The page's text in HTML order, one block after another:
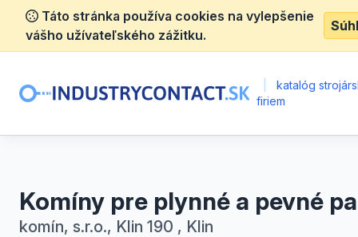
Táto stránka používa cookies na vylepšenie
vášho užívateľského zážitku.
katalóg
firiem
Komíny pre plynné a pevné
komín, s.r.o., Klin 190 , Klin